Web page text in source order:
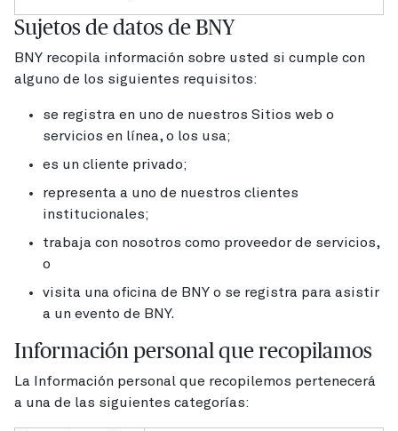
Sujetos de datos de BNY
BNY recopila información sobre usted si cumple con
alguno de los siguientes requisitos:
se registra en uno de nuestros Sitios web o
servicios en línea, o los usa;
es un cliente privado;
representa a uno de nuestros clientes
institucionales;
trabaja con nosotros como proveedor de servicios,
o
visita una oficina de BNY o se registra para asistir
a un evento de BNY.
Información personal que recopilamos
La Información personal que recopilemos pertenecerá
a una de las siguientes categorías: